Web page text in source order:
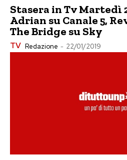
Stasera in Tv Martedì
Adrian su Canale 5,
The Bridge su Sky
TV Redazione - 22/01/2019